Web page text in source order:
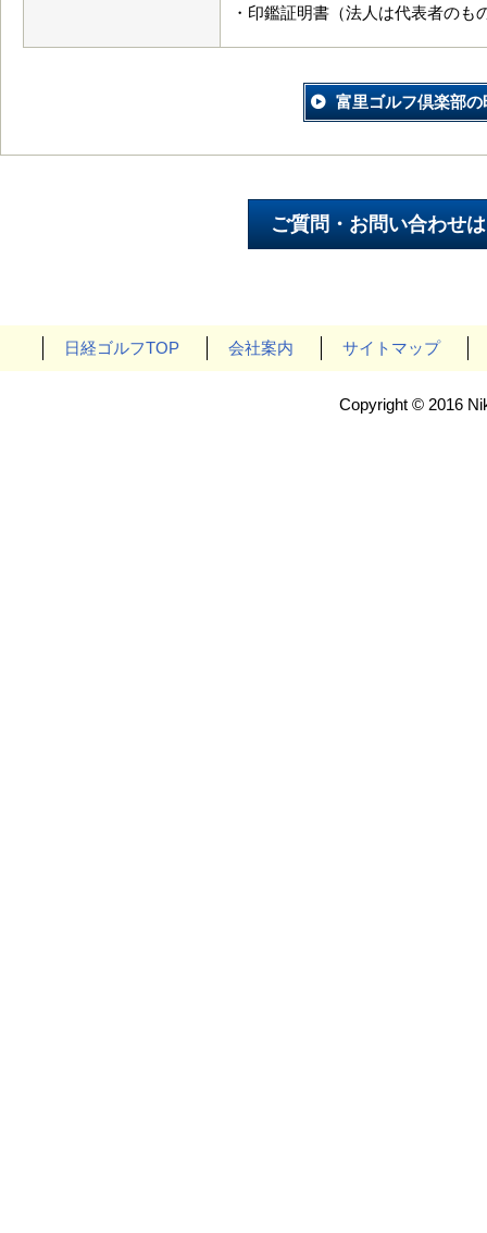
・印鑑証明書（法人は代表者のも
富里ゴルフ倶楽部の
日経ゴルフTOP 会社案内 サイトマップ
Copyright © 2016